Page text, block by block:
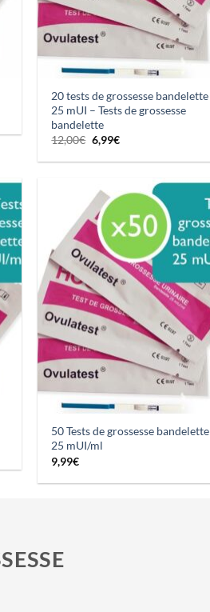
20 tests de grossesse bandelette
25 mUI – Tests de grossesse
bandelette
12,00€ Le
prix
initial
6,99€Le
actuel
50 Tests de grossesse bandelette
25 mUI/ml
9,99€